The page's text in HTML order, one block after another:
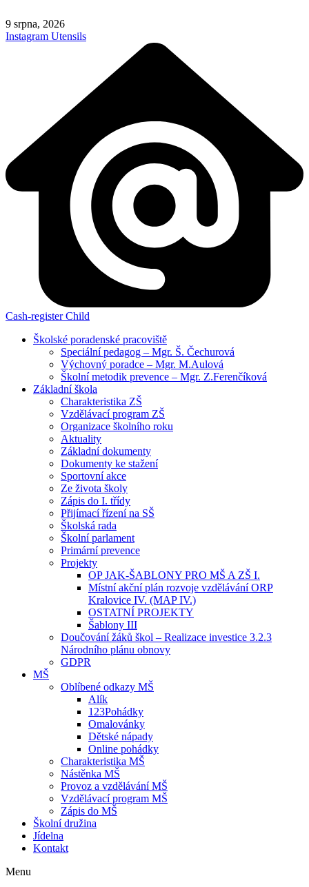
to
content
9 srpna, 2026
Instagram Utensils
Cash-register Child
Školské poradenské pracoviště
Speciální pedagog – Mgr. Š. Čechurová
Výchovný poradce – Mgr. M.Aulová
Školní metodik prevence – Mgr. Z.Ferenčíková
Základní škola
Charakteristika ZŠ
Vzdělávací program ZŠ
Organizace školního roku
Aktuality
Základní dokumenty
Dokumenty ke stažení
Sportovní akce
Ze života školy
Zápis do I. třídy
Přijímací řízení na SŠ
Školská rada
Školní parlament
Primární prevence
Projekty
OP JAK-ŠABLONY PRO MŠ A ZŠ I.
Místní akční plán rozvoje vzdělávání ORP
Kralovice IV. (MAP IV.)
OSTATNÍ PROJEKTY
Šablony III
Doučování žáků škol – Realizace investice 3.2.3
Národního plánu obnovy
GDPR
MŠ
Oblíbené odkazy MŠ
Alík
123Pohádky
Omalovánky
Dětské nápady
Online pohádky
Charakteristika MŠ
Nástěnka MŠ
Provoz a vzdělávání MŠ
Vzdělávací program MŠ
Zápis do MŠ
Školní družina
Jídelna
Kontakt
Menu